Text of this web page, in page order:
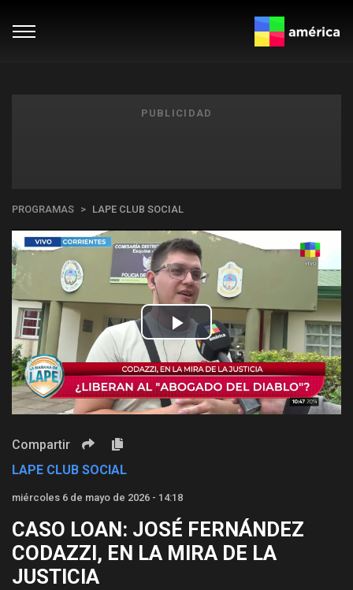
PUBLICIDAD
PROGRAMAS LAPE CLUB SOCIAL
Play
Video
Compartir
LAPE CLUB SOCIAL
miércoles 6 de mayo de 2026 - 14:18
CASO LOAN: JOSÉ FERNÁNDEZ
CODAZZI, EN LA MIRA DE LA
JUSTICIA